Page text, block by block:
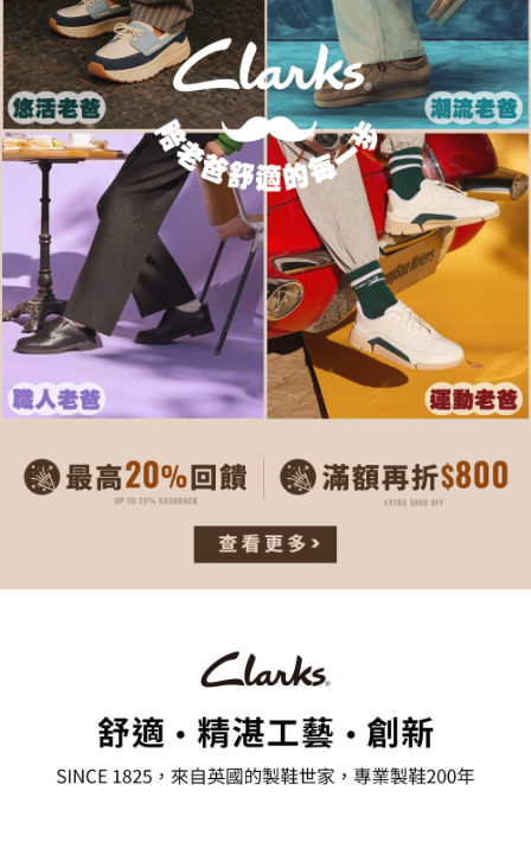
任。
４．使用「AFTEE先享後付」時，將依據個別帳號之用戶狀況，依本公司即
時審查核予不同之上限額度；若仍有額度不足之情形，本公司將視審查結果
請求用戶進行身份認證。
５．嚴禁一人註冊多個帳號或使用他人資訊註冊。若發現惡意使用之情形，
恩沛科技股份有限公司將有權停止該用戶之使用額度並採取法律行動。